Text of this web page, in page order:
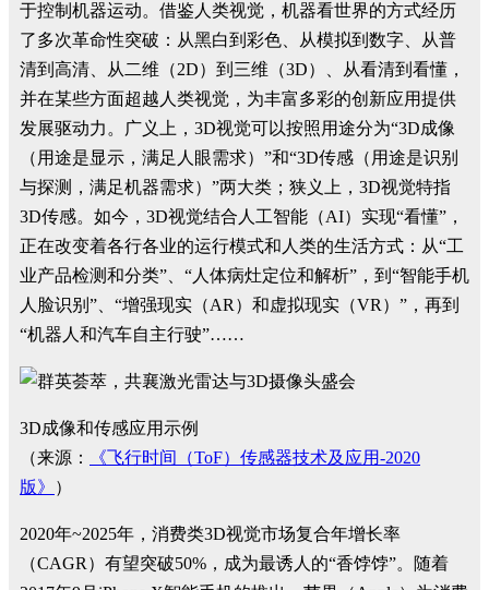
于控制机器运动。借鉴人类视觉，机器看世界的方式经历
了多次革命性突破：从黑白到彩色、从模拟到数字、从普
清到高清、从二维（2D）到三维（3D）、从看清到看懂，
并在某些方面超越人类视觉，为丰富多彩的创新应用提供
发展驱动力。广义上，3D视觉可以按照用途分为“3D成像
（用途是显示，满足人眼需求）”和“3D传感（用途是识别
与探测，满足机器需求）”两大类；狭义上，3D视觉特指
3D传感。如今，3D视觉结合人工智能（AI）实现“看懂”，
正在改变着各行各业的运行模式和人类的生活方式：从“工
业产品检测和分类”、“人体病灶定位和解析”，到“智能手机
人脸识别”、“增强现实（AR）和虚拟现实（VR）”，再到
“机器人和汽车自主行驶”……
3D成像和传感应用示例
（来源：
《飞行时间（ToF）传感器技术及应用-2020
版》
）
2020年~2025年，消费类3D视觉市场复合年增长率
（CAGR）有望突破50%，成为最诱人的“香饽饽”。随着